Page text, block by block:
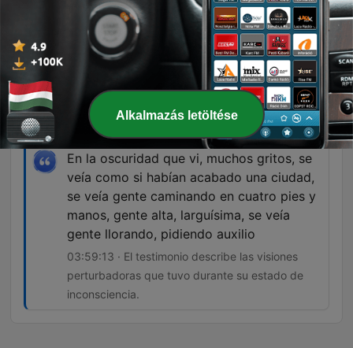
su tía Rosa, la misma que estaba
cepillándose a su costado, se encontraba
allá abajo y le hacía señas para que bajara
01:53:08 · Un niño describe una visión aterradora
de un ser que utiliza el rostro de su tía para
atraerlo hacia el suelo.
En la oscuridad que vi, muchos gritos, se
veía como si habían acabado una ciudad,
se veía gente caminando en cuatro pies y
manos, gente alta, larguísima, se veía
gente llorando, pidiendo auxilio
03:59:13 · El testimonio describe las visiones
perturbadoras que tuvo durante su estado de
inconsciencia.
Alkalmazás letöltése